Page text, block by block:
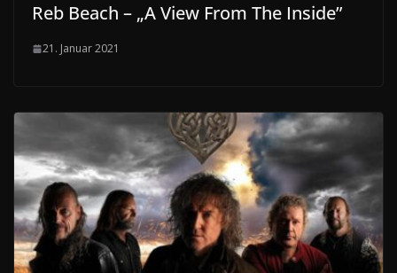
Reb Beach – „A View From The Inside”
21. Januar 2021